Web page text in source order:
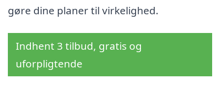
gøre dine planer til virkelighed.
Indhent 3 tilbud, gratis og
uforpligtende